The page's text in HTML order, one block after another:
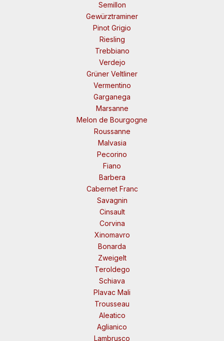
Semillon
Gewürztraminer
Pinot Grigio
Riesling
Trebbiano
Verdejo
Grüner Veltliner
Vermentino
Garganega
Marsanne
Melon de Bourgogne
Roussanne
Malvasia
Pecorino
Fiano
Barbera
Cabernet Franc
Savagnin
Cinsault
Corvina
Xinomavro
Bonarda
Zweigelt
Teroldego
Schiava
Plavac Mali
Trousseau
Aleatico
Aglianico
Lambrusco